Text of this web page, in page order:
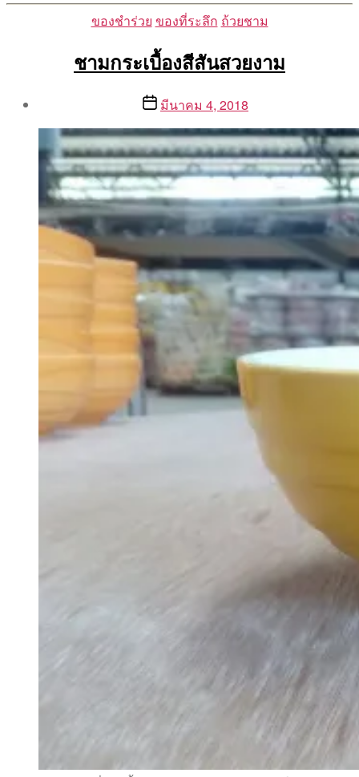
Categories
ของชำร่วย ของที่ระลึก ถ้วยชาม
ชามกระเบื้องสีสันสวยงาม
Aea
Postมีนาคม 4, 2018